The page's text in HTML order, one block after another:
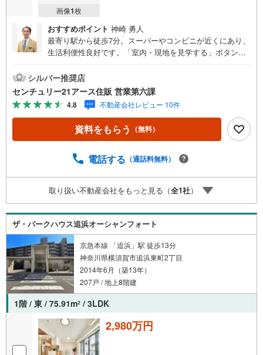
画像1枚
おすすめポイント 神崎 勇人
最寄り駅から徒歩7分。スーパーやコンビニが近くにあり、
生活利便性良好です。「室内・現地を見学する」ボタンよ
チュリー21アース住販のポイント】◆センチュリオン獲得
店舗◆全国約970店舗あるセンチュリー21のお店。その中
でも、アメリカ本部が設ける一定基準を満たした、上位4％
しか受賞できない賞。それが「センチュリオン」です。弊
社はそのセンチュリオンを2002年から欠かすことなく取り
続けております。◆住宅ローン相談会◆お客様にあった無
用の概算も行っております。人生最大のお買い物になりま
きます。◆優遇金利にこだわる◆大きな金額を長期間で返
済する住宅ローンは優遇金利が0.1％変わるだけで、支払い
総額に大きな変化が生じます。取引の多い弊社は金融機関
の特色、傾向、トレンドを熟知しておりますので、お客様
のニーズにあった金融機関をご紹介させて頂きます。
シルバー推奨店
センチュリー21アース住販 営業第六課
4.8 不動産会社レビュー 10件
資料をもらう （無料）
電話する （通話料無料）
取り扱い不動産会社をもっと見る（全1社）
ザ・パークハウス追浜オーシャンフォート
京急本線 「追浜」駅 徒歩13分
神奈川県横須賀市追浜東町2丁目
2014年6月（築13年）
207戸 / 地上8階建
1階 / 東 / 75.91m2 / 3LDK
2,980万円